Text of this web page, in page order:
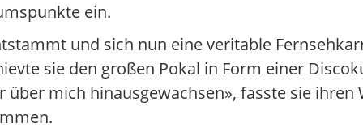
ein.
und sich nun eine veritable
sie den großen Pokal in Form einer
mich hinausgewachsen», fasste sie ihren